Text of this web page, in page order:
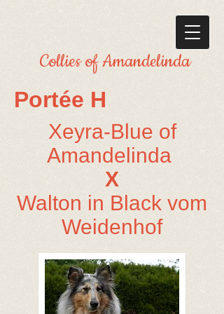
Collies of Amandelinda
Portée H
Xeyra-Blue of
Amandelinda
X
Walton in Black vom
Weidenhof